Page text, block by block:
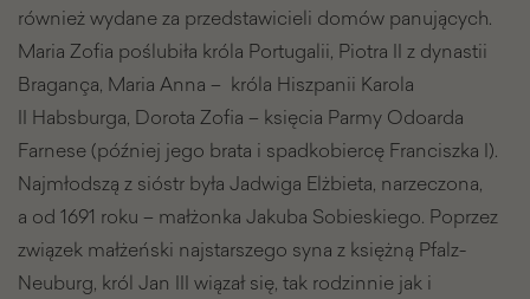
również wydane za przedstawicieli domów panujących.
Maria Zofia poślubiła króla Portugalii, Piotra II z dynastii
Bragança, Maria Anna – króla Hiszpanii Karola
II Habsburga, Dorota Zofia – księcia Parmy Odoarda
Farnese (później jego brata i spadkobiercę Franciszka I).
Najmłodszą z sióstr była Jadwiga Elżbieta, narzeczona,
a od 1691 roku – małżonka Jakuba Sobieskiego. Poprzez
związek małżeński najstarszego syna z księżną Pfalz-
Neuburg, król Jan III wiązał się, tak rodzinnie jak i